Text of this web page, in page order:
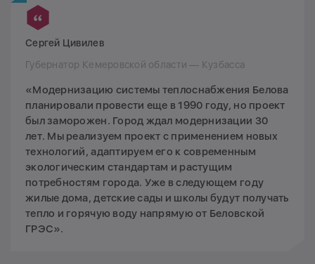
Сергей Цивилев
Губернатор Кемеровской области — Кузбасса
«Модернизацию системы теплоснабжения Белова
планировали провести еще в 1990 году, но проект
был заморожен. Город ждал модернизации 30
лет. Мы реализуем проект с применением новых
технологий, адаптируем его к современным
экологическим стандартам и растущим
потребностям города. Уже в следующем году
жилые дома, детские сады и школы будут получать
тепло и горячую воду напрямую от Беловской
ГРЭС».